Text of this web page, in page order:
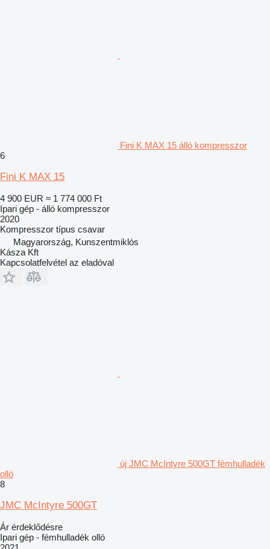
Fini K MAX 15 álló kompresszor
6
Fini K MAX 15
4 900 EUR ≈ 1 774 000 Ft
Ipari gép - álló kompresszor
2020
Kompresszor típus csavar
Magyarország, Kunszentmiklós
Kásza Kft
Kapcsolatfelvétel az eladóval
új JMC McIntyre 500GT fémhulladék
olló
8
JMC McIntyre 500GT
Ár érdeklődésre
Ipari gép - fémhulladék olló